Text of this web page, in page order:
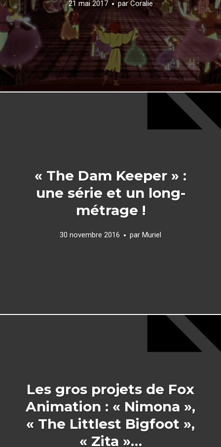
21 mai 2017 par Coralie
« The Dam Keeper » :
une série et un long-
métrage !
30 novembre 2016 par Muriel
Les gros projets de Fox
Animation : « Nimona »,
« The Littlest Bigfoot »,
« Zita »…